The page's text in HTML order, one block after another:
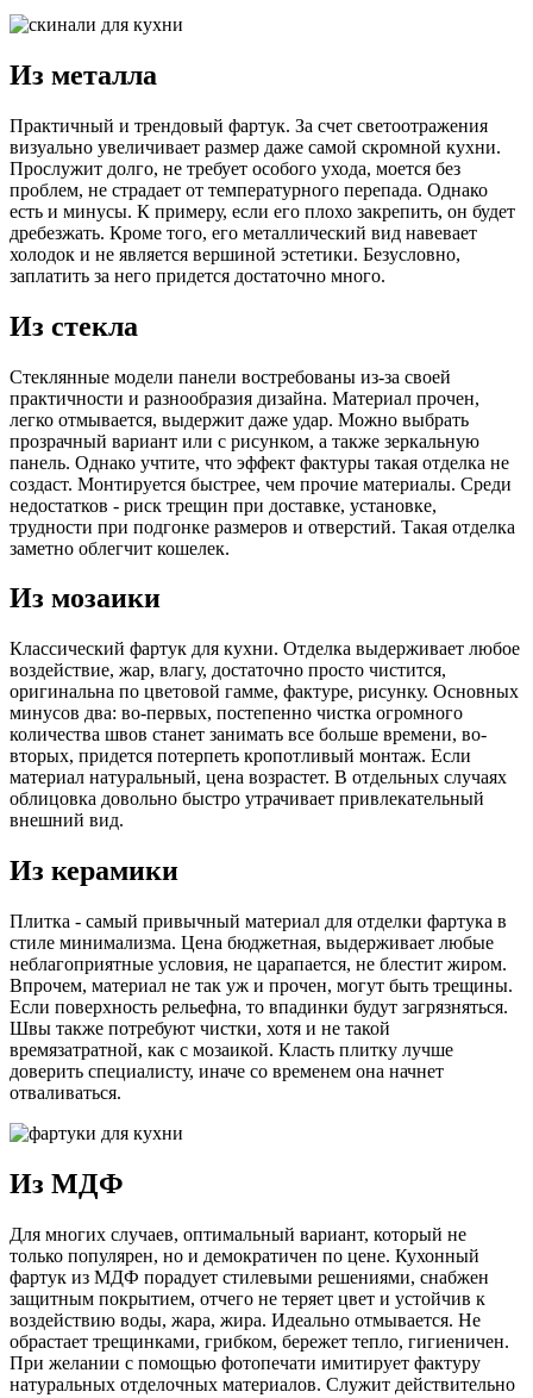
Из металла
Практичный и трендовый фартук. За счет светоотражения
визуально увеличивает размер даже самой скромной кухни.
Прослужит долго, не требует особого ухода, моется без
проблем, не страдает от температурного перепада. Однако
есть и минусы. К примеру, если его плохо закрепить, он будет
дребезжать. Кроме того, его металлический вид навевает
холодок и не является вершиной эстетики. Безусловно,
заплатить за него придется достаточно много.
Из стекла
Стеклянные модели панели востребованы из-за своей
практичности и разнообразия дизайна. Материал прочен,
легко отмывается, выдержит даже удар. Можно выбрать
прозрачный вариант или с рисунком, а также зеркальную
панель. Однако учтите, что эффект фактуры такая отделка не
создаст. Монтируется быстрее, чем прочие материалы. Среди
недостатков - риск трещин при доставке, установке,
трудности при подгонке размеров и отверстий. Такая отделка
заметно облегчит кошелек.
Из мозаики
Классический фартук для кухни. Отделка выдерживает любое
воздействие, жар, влагу, достаточно просто чистится,
оригинальна по цветовой гамме, фактуре, рисунку. Основных
минусов два: во-первых, постепенно чистка огромного
количества швов станет занимать все больше времени, во-
вторых, придется потерпеть кропотливый монтаж. Если
материал натуральный, цена возрастет. В отдельных случаях
облицовка довольно быстро утрачивает привлекательный
внешний вид.
Из керамики
Плитка - самый привычный материал для отделки фартука в
стиле минимализма. Цена бюджетная, выдерживает любые
неблагоприятные условия, не царапается, не блестит жиром.
Впрочем, материал не так уж и прочен, могут быть трещины.
Если поверхность рельефна, то впадинки будут загрязняться.
Швы также потребуют чистки, хотя и не такой
времязатратной, как с мозаикой. Класть плитку лучше
доверить специалисту, иначе со временем она начнет
отваливаться.
Из МДФ
Для многих случаев, оптимальный вариант, который не
только популярен, но и демократичен по цене. Кухонный
фартук из МДФ порадует стилевыми решениями, снабжен
защитным покрытием, отчего не теряет цвет и устойчив к
воздействию воды, жара, жира. Идеально отмывается. Не
обрастает трещинками, грибком, бережет тепло, гигиеничен.
При желании с помощью фотопечати имитирует фактуру
натуральных отделочных материалов. Служит действительно